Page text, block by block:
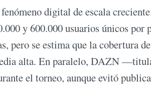
digital de escala
y 600.000 usuarios únicos por
se estima que la cobertura
alta. En paralelo, DAZN
el torneo, aunque evitó